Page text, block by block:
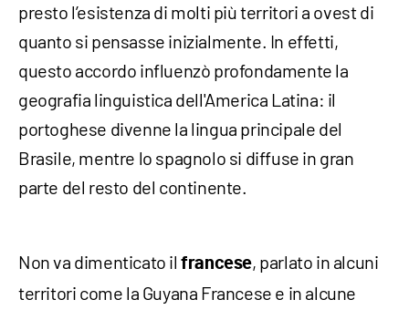
presto l’esistenza di molti più territori a ovest di
quanto si pensasse inizialmente. In effetti,
questo accordo influenzò profondamente la
geografia linguistica dell'America Latina: il
portoghese divenne la lingua principale del
Brasile, mentre lo spagnolo si diffuse in gran
parte del resto del continente.
Non va dimenticato ilfrancese, parlato in alcuni
territori come la Guyana Francese e in alcune